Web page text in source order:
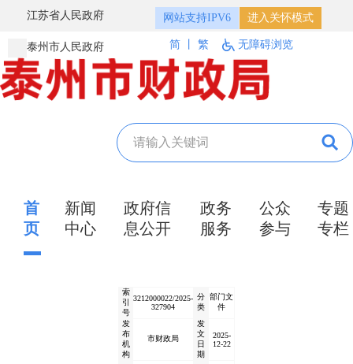
江苏省人民政府
泰州市人民政府
网站支持IPV6 进入关怀模式
简 繁 无障碍浏览
首
页
新闻
中心
政府信
息公开
政务
服务
公众
参与
专题
专栏
索
引
号
3212000022/2025-
327904
分
类
部门文
件
发
布
机
构
市财政局
发
文
日
期
2025-
12-22